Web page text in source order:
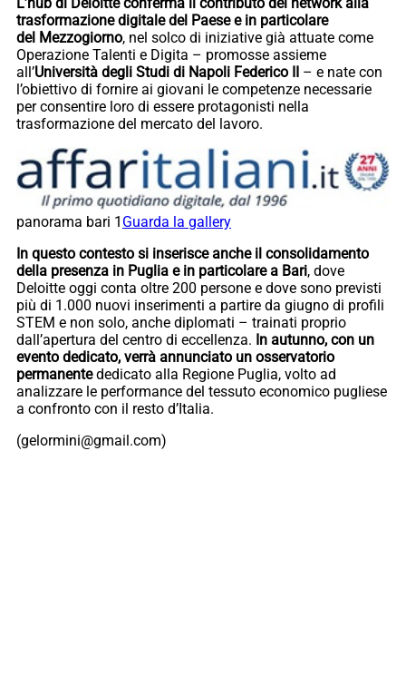
trasformazione digitale del Paese e in particolare
del Mezzogiorno, nel solco di iniziative già attuate come
Operazione Talenti e Digita – promosse assieme
all’Università degli Studi di Napoli Federico II – e nate con
l’obiettivo di fornire ai giovani le competenze necessarie
per consentire loro di essere protagonisti nella
trasformazione del mercato del lavoro.
panorama bari 1 Guarda la gallery
In questo contesto si inserisce anche il consolidamento
della presenza in Puglia e in particolare a Bari, dove
Deloitte oggi conta oltre 200 persone e dove sono previsti
più di 1.000 nuovi inserimenti a partire da giugno di profili
STEM e non solo, anche diplomati – trainati proprio
dall’apertura del centro di eccellenza. In autunno, con un
evento dedicato, verrà annunciato un osservatorio
permanentededicato alla Regione Puglia, volto ad
analizzare le performance del tessuto economico pugliese
a confronto con il resto d’Italia.
(gelormini@gmail.com)